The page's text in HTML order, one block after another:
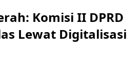
Komisi II DPRD
Lewat Digitalisasi